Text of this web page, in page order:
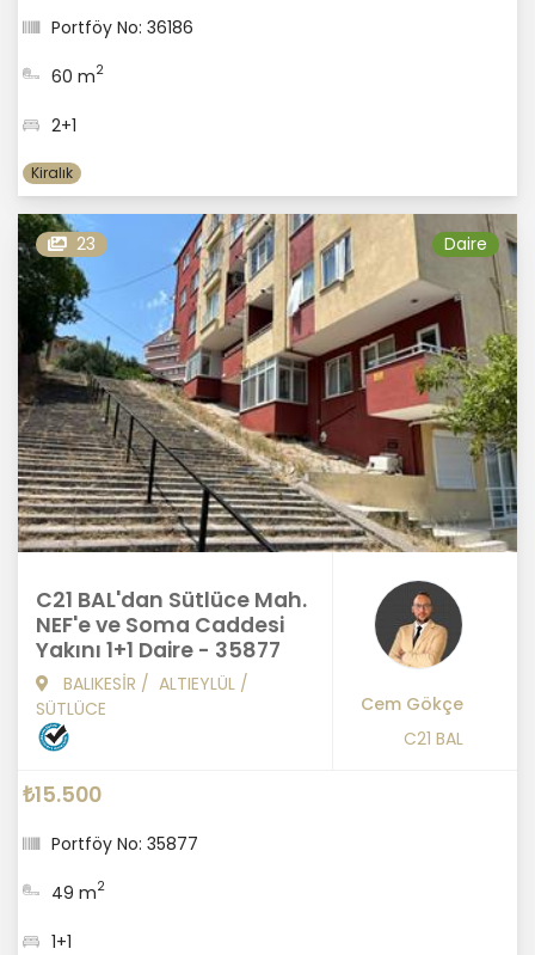
Portföy No: 36186
60 m2
2+1
Kiralık
23 Daire
C21 BAL'dan Sütlüce Mah.
NEF'e ve Soma Caddesi
Yakını 1+1 Daire - 35877
BALIKESİR / ALTIEYLÜL /
SÜTLÜCE
Cem Gökçe
C21 BAL
₺15.500
Portföy No: 35877
49 m2
1+1